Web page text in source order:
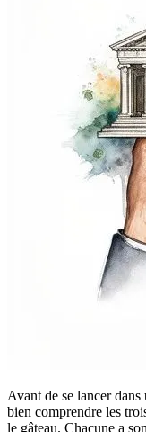
Avant de se lancer
bien comprendre les
le gâteau. Chacune a